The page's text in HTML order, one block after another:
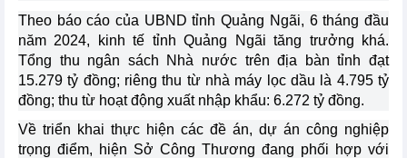
Theo báo cáo của UBND tỉnh Quảng Ngãi, 6 tháng đầu
năm 2024, kinh tế tỉnh Quảng Ngãi tăng trưởng khá.
Tổng thu ngân sách Nhà nước trên địa bàn tỉnh đạt
15.279 tỷ đồng; riêng thu từ nhà máy lọc dầu là 4.795 tỷ
đồng; thu từ hoạt động xuất nhập khẩu: 6.272 tỷ đồng.
Về triển khai thực hiện các đề án, dự án công nghiệp
trọng điểm, hiện Sở Công Thương đang phối hợp với